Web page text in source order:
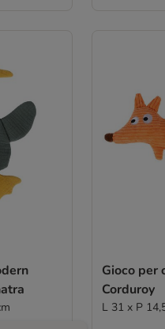
Gioco per
Corduroy
L 31 x P